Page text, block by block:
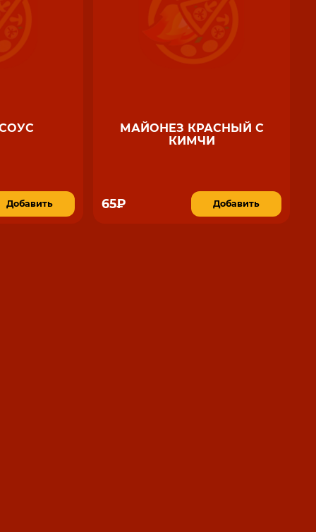
Добавить
МАЙОНЕЗ КРАСНЫЙ С
КИМЧИ
65₽ Добавить